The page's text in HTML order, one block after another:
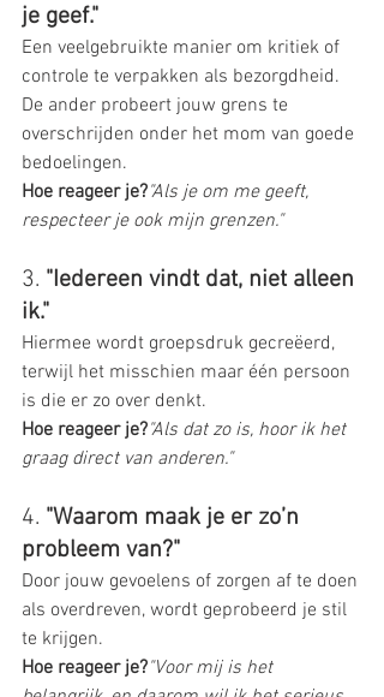
je geef."
Een veelgebruikte manier om kritiek of
controle te verpakken als bezorgdheid.
De ander probeert jouw grens te
overschrijden onder het mom van goede
bedoelingen.
Hoe reageer je?"Als je om me geeft,
respecteer je ook mijn grenzen."
3. "Iedereen vindt dat, niet alleen
ik."
Hiermee wordt groepsdruk gecreëerd,
terwijl het misschien maar één persoon
is die er zo over denkt.
Hoe reageer je?"Als dat zo is, hoor ik het
graag direct van anderen."
4. "Waarom maak je er zo’n
probleem van?"
Door jouw gevoelens of zorgen af te doen
als overdreven, wordt geprobeerd je stil
te krijgen.
Hoe reageer je?"Voor mij is het